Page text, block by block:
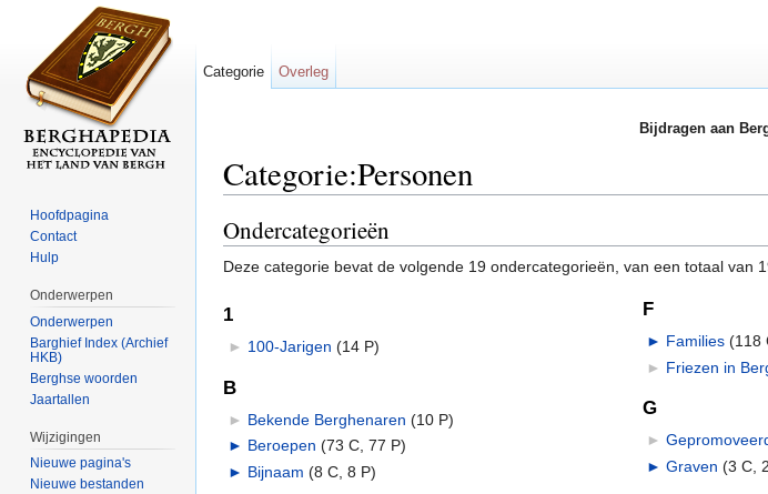
Bijdragen aan
Categorie:Personen
Ondercategorieën
Deze categorie bevat de volgende 19 ondercategorieën, van een totaal van
1
► 100-Jarigen (14 P)
B
► Bekende Berghenaren (10 P)
► Beroepen (73 C, 77 P)
► Bijnaam (8 C, 8 P)
F
► Families ‎(118
► Friezen in
G
►
► Graven ‎(3 C,
Categorie Overleg
Hoofdpagina
Contact
Hulp
Onderwerpen
Onderwerpen
Barghief Index (Archief
HKB)
Berghse woorden
Jaartallen
Wijzigingen
Nieuwe pagina's
Nieuwe bestanden